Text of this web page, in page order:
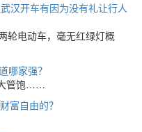
汉开车有因为没有礼让行人
轮电动车，毫无红绿灯概
哪家强？
管饱……
富自由的？